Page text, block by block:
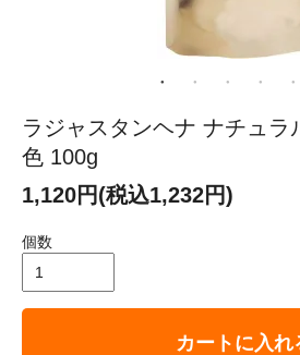
ラジャスタンヘナ ナチュラ
色 100g
1,120円(税込1,232円)
個数
カートに入れ